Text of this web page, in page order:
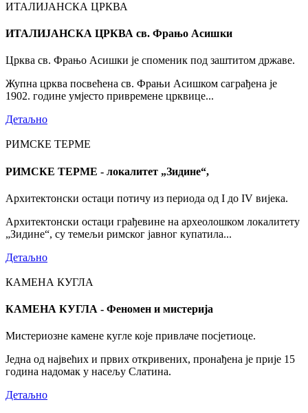
ИТАЛИЈАНСКА ЦРКВА
ИТАЛИЈАНСКА ЦРКВА св. Фрањо Асишки
Црква св. Фрањо Асишки је споменик под заштитом државе.
Жупна црква посвећена св. Фрањи Асишком саграђена је
1902. године умјесто привремене црквице...
Детаљно
РИМСКЕ ТЕРМЕ
РИМСКЕ ТЕРМЕ - локалитет „Зидине“,
Архитектонски остаци потичу из периода од I до IV вијека.
Архитектонски остаци грађевине на археолошком локалитету
„Зидине“, су темељи римског јавног купатила...
Детаљно
КАМЕНА КУГЛА
КАМЕНА КУГЛА - Феномен и мистерија
Мистериозне камене кугле које привлаче посјетиоце.
Једна од највећих и првих откривених, пронађена је прије 15
година надомак у насељу Слатина.
Детаљно